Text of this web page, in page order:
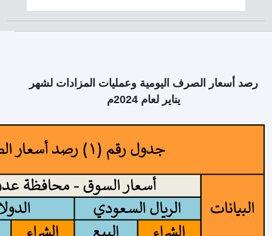
رصد أسعار الصرف اليومية وعمليات المزادات لشهر
يناير لعام 2024م